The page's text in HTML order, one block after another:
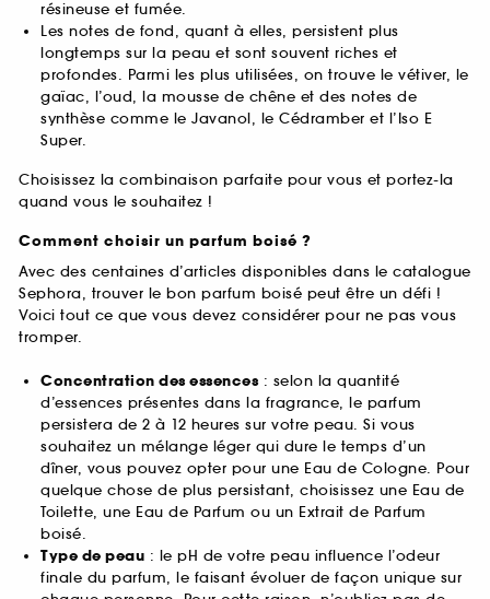
résineuse et fumée.
Les notes de fond, quant à elles, persistent plus
longtemps sur la peau et sont souvent riches et
profondes. Parmi les plus utilisées, on trouve le vétiver, le
gaïac, l’oud, la mousse de chêne et des notes de
synthèse comme le Javanol, le Cédramber et l’Iso E
Super.
Choisissez la combinaison parfaite pour vous et portez-la
quand vous le souhaitez !
Comment choisir un parfum boisé ?
Avec des centaines d’articles disponibles dans le catalogue
Sephora, trouver le bon parfum boisé peut être un défi !
Voici tout ce que vous devez considérer pour ne pas vous
tromper.
Concentration des essences: selon la quantité
d’essences présentes dans la fragrance, le parfum
persistera de 2 à 12 heures sur votre peau. Si vous
souhaitez un mélange léger qui dure le temps d’un
dîner, vous pouvez opter pour une Eau de Cologne. Pour
quelque chose de plus persistant, choisissez une Eau de
Toilette, une Eau de Parfum ou un Extrait de Parfum
boisé.
Type de peau : le pH de votre peau influence l’odeur
finale du parfum, le faisant évoluer de façon unique sur